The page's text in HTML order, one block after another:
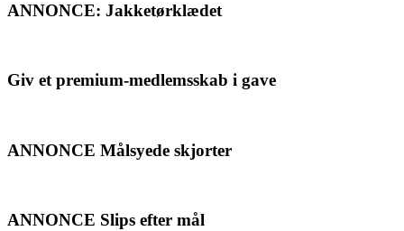
ANNONCE: Jakketørklædet
Giv et premium-medlemsskab i gave
ANNONCE Målsyede skjorter
ANNONCE Slips efter mål